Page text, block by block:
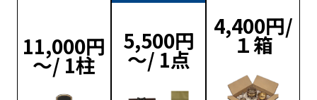
11,000円
～/ 1柱
5,500円
～/ 1点
4,400円/
１箱